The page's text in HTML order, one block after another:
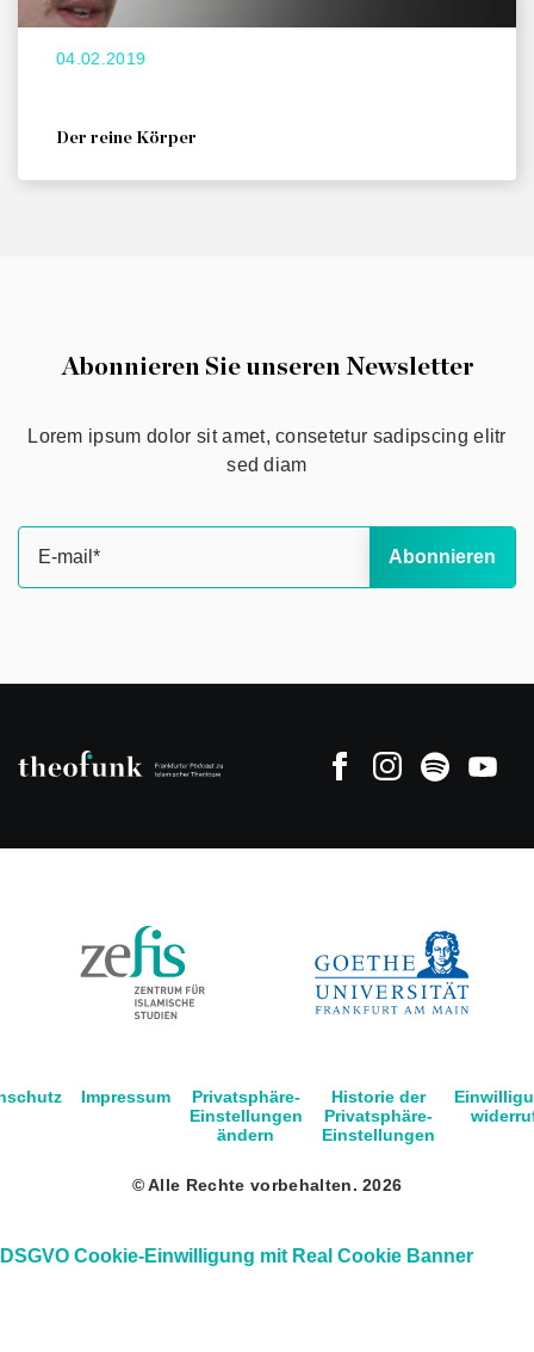
04.02.2019
Der reine Körper
Abonnieren Sie unseren Newsletter
Lorem ipsum dolor sit amet, consetetur sadipscing elitr
sed diam
Abonnieren
Impressum
Privatsphäre-
Einstellungen
ändern
Historie der
Privatsphäre-
Einstellungen
© Alle Rechte vorbehalten. 2026
DSGVO Cookie-Einwilligung mit Real Cookie Banner